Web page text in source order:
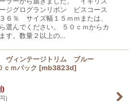
ジグログランリボン ビスコース
６％ サイズ幅１５ｍｍまたは、
選んでください。 ５０ｃｍからカ
す。数量２以上の…
ヴィンテージトリム ブルー
ｃｍパック [mb3823d]
)
)